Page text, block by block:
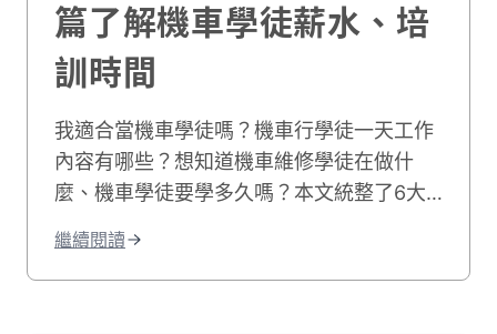
篇了解機車學徒薪水、培
訓時間
我適合當機車學徒嗎？機車行學徒一天工作
內容有哪些？想知道機車維修學徒在做什
麼、機車學徒要學多久嗎？本文統整了6大
機車學徒薪水，最後也附上相關職缺給想學
修機車的你！
繼續閱讀